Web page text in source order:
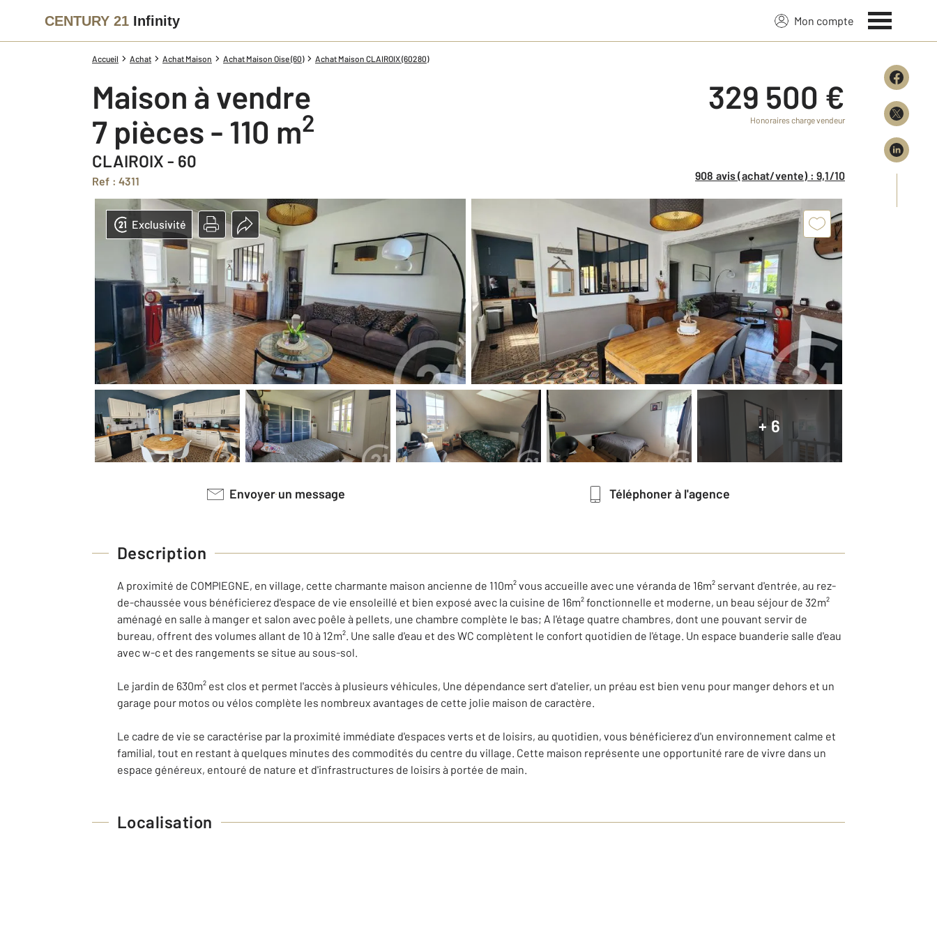
CENTURY 21 Infinity Mon compte
Accueil Achat Achat Maison Achat Maison Oise (60) Achat Maison CLAIROIX (60280)
Maison à vendre
7 pièces - 110 m2
CLAIROIX - 60
Ref : 4311
329 500 €
Honoraires charge vendeur
908 avis (achat/vente) : 9,1/10
+ 6
Exclusivité
Envoyer un message Téléphoner à l'agence
Description
A proximité de COMPIEGNE, en village, cette charmante maison ancienne de 110m² vous accueille avec une véranda de 16m² servant d'entrée, au rez-
de-chaussée vous bénéficierez d'espace de vie ensoleillé et bien exposé avec la cuisine de 16m² fonctionnelle et moderne, un beau séjour de 32m²
aménagé en salle à manger et salon avec poêle à pellets, une chambre complète le bas; A l'étage quatre chambres, dont une pouvant servir de
bureau, offrent des volumes allant de 10 à 12m². Une salle d'eau et des WC complètent le confort quotidien de l'étage. Un espace buanderie salle d'eau
avec w-c et des rangements se situe au sous-sol.
Le jardin de 630m² est clos et permet l'accès à plusieurs véhicules, Une dépendance sert d'atelier, un préau est bien venu pour manger dehors et un
garage pour motos ou vélos complète les nombreux avantages de cette jolie maison de caractère.
Le cadre de vie se caractérise par la proximité immédiate d'espaces verts et de loisirs, au quotidien, vous bénéficierez d'un environnement calme et
familial, tout en restant à quelques minutes des commodités du centre du village. Cette maison représente une opportunité rare de vivre dans un
espace généreux, entouré de nature et d'infrastructures de loisirs à portée de main.
Localisation